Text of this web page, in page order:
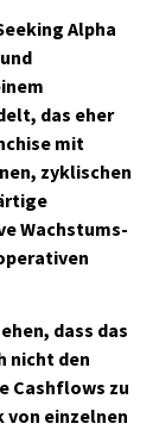
Alpha
das eher
mit
zyklischen
Wachstums-
dass das
nicht den
Cashflows zu
einzelnen